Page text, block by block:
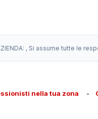
, Si assume tutte le
nella tua zona -